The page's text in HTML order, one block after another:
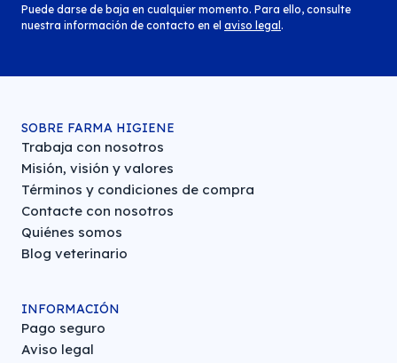
Puede darse de baja en cualquier momento. Para ello, consulte
nuestra información de contacto en el aviso legal .
SOBRE FARMA HIGIENE
Trabaja con nosotros
Misión, visión y valores
Términos y condiciones de compra
Contacte con nosotros
Quiénes somos
Blog veterinario
INFORMACIÓN
Pago seguro
Aviso legal